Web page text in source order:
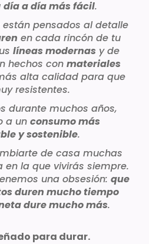
día a día más fácil.
pensados al detalle
en cada rincón de tu
líneas modernas y de
hechos con materiales
alta calidad para que
resistentes.
durante muchos años,
a un consumo más
y sostenible.
de casa muchas
en la que vivirás siempre.
una obsesión: que
duren mucho tiempo
dure mucho más.
para durar.